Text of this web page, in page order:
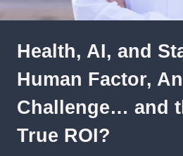
Health, AI, and
Human Factor,
Challenge… and
True ROI?